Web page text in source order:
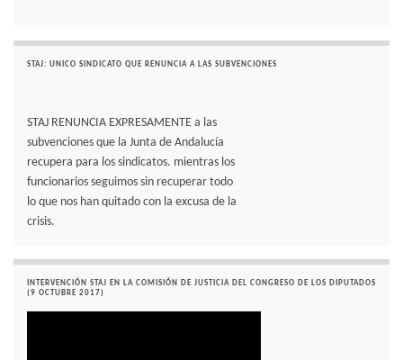
STAJ: UNICO SINDICATO QUE RENUNCIA A LAS SUBVENCIONES
STAJ RENUNCIA EXPRESAMENTE a las
subvenciones que la Junta de Andalucía
recupera para los sindicatos. mientras los
funcionarios seguimos sin recuperar todo
lo que nos han quitado con la excusa de la
crisis.
INTERVENCIÓN STAJ EN LA COMISIÓN DE JUSTICIA DEL CONGRESO DE LOS DIPUTADOS
(9 OCTUBRE 2017)